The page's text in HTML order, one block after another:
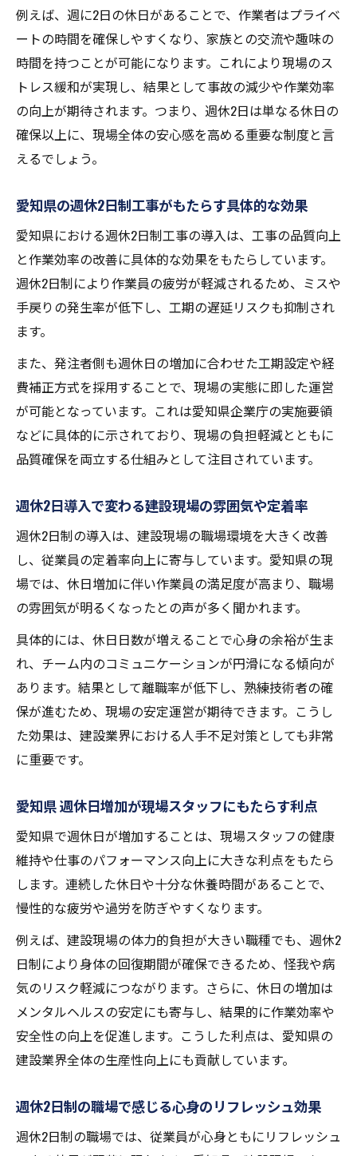
わるか
週休2日制が働き方改革へ及ぼす愛知県独自
の影響
愛知県 週休2日 様式が実務に与える改革の
ポイント
週休2日制を選ぶ際のポイントを整理
週休2日制選択時に確認したい実施要領と運
い
週休2日導入時の勤務日数計算と休日設定の
注意点
愛知県 週休2日制工事の選び方と企業の取り
組み
制度別の年間休日と出勤日数を知る
週休2日制で年間休日や出勤日数はどう変わ
完全 週休二日制 年間休日と週休2日制の違
い
愛知県 週休日の考え方と勤務日数の目安を
解説
週休2日だと何日出勤できるか具体例で確認
祝日を含む完全週休二日制との出勤日数比
較
建設現場で週休2日は本当に有効か
週休2日制導入で建設現場の効率や安全性は
向上するか
愛知県の現場で週休2日が定着した実例と課
週休2日制による現場負担と収入面の実態を
整理
現場管理者が感じる週休2日制のメリットと
デメリット
週休2日制と工期調整の現実的な両立ポイン
ト
完全週休二日制との違いを徹底比較
完全週休二日制と週休2日の定義と具体的な
違い
祝日含む場合と含まない場合の休日計算を
比較
愛知県の現場で採用される制度ごとの特徴
とは
週休2日制と完全週休二日制のメリット・デ
例えば、週に2日の休日があることで、作業者はプライベ
ートの時間を確保しやすくなり、家族との交流や趣味の
時間を持つことが可能になります。これにより現場のス
トレス緩和が実現し、結果として事故の減少や作業効率
の向上が期待されます。つまり、週休2日は単なる休日の
確保以上に、現場全体の安心感を高める重要な制度と言
えるでしょう。
愛知県の週休2日制工事がもたらす具体的な効果
愛知県における週休2日制工事の導入は、工事の品質向上
と作業効率の改善に具体的な効果をもたらしています。
週休2日制により作業員の疲労が軽減されるため、ミスや
手戻りの発生率が低下し、工期の遅延リスクも抑制され
ます。
また、発注者側も週休日の増加に合わせた工期設定や経
費補正方式を採用することで、現場の実態に即した運営
が可能となっています。これは愛知県企業庁の実施要領
などに具体的に示されており、現場の負担軽減とともに
品質確保を両立する仕組みとして注目されています。
週休2日導入で変わる建設現場の雰囲気や定着率
週休2日制の導入は、建設現場の職場環境を大きく改善
し、従業員の定着率向上に寄与しています。愛知県の現
場では、休日増加に伴い作業員の満足度が高まり、職場
の雰囲気が明るくなったとの声が多く聞かれます。
具体的には、休日日数が増えることで心身の余裕が生ま
れ、チーム内のコミュニケーションが円滑になる傾向が
あります。結果として離職率が低下し、熟練技術者の確
保が進むため、現場の安定運営が期待できます。こうし
た効果は、建設業界における人手不足対策としても非常
に重要です。
愛知県 週休日増加が現場スタッフにもたらす利点
愛知県で週休日が増加することは、現場スタッフの健康
維持や仕事のパフォーマンス向上に大きな利点をもたら
します。連続した休日や十分な休養時間があることで、
慢性的な疲労や過労を防ぎやすくなります。
例えば、建設現場の体力的負担が大きい職種でも、週休2
日制により身体の回復期間が確保できるため、怪我や病
気のリスク軽減につながります。さらに、休日の増加は
メンタルヘルスの安定にも寄与し、結果的に作業効率や
安全性の向上を促進します。こうした利点は、愛知県の
建設業界全体の生産性向上にも貢献しています。
週休2日制の職場で感じる心身のリフレッシュ効果
週休2日制の職場では、従業員が心身ともにリフレッシュ